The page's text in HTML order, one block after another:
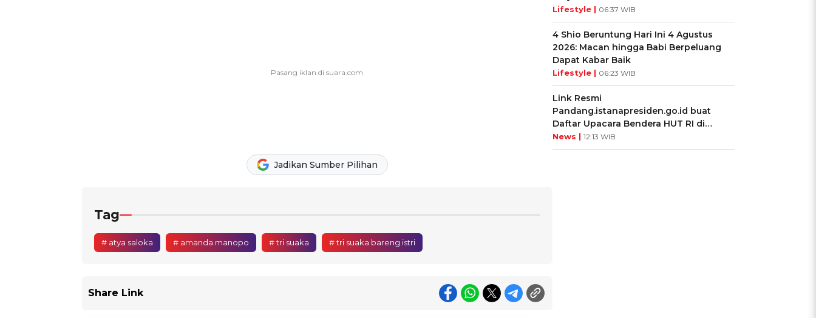
Jadikan Sumber Pilihan
Tag
# atya saloka # amanda manopo # tri suaka # tri suaka bareng istri
Share Link
Lifestyle | 06:37 WIB
4 Shio Beruntung Hari Ini 4 Agustus
2026: Macan hingga Babi Berpeluang
Dapat Kabar Baik
Lifestyle | 06:23 WIB
Link Resmi
Pandang.istanapresiden.go.id buat
Daftar Upacara Bendera HUT RI di
Istana Negara
News | 12:13 WIB